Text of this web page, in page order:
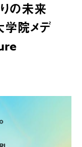
の未来
院メデ